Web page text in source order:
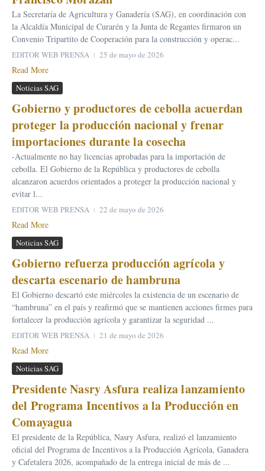
La Secretaría de Agricultura y Ganadería (SAG), en coordinación con
la Alcaldía Municipal de Curarén y la Junta de Regantes firmaron un
Convenio Tripartito de Cooperación para la construcción y operac...
EDITOR WEB PRENSA 25 de mayo de 2026
Read More
Noticias SAG
Gobierno y productores de cebolla acuerdan
proteger la producción nacional y frenar
importaciones durante la cosecha
-Actualmente no hay licencias aprobadas para la importación de
cebolla. El Gobierno de la República y productores de cebolla
alcanzaron acuerdos orientados a proteger la producción nacional y
evitar l...
EDITOR WEB PRENSA 22 de mayo de 2026
Read More
Noticias SAG
Gobierno refuerza producción agrícola y
descarta escenario de hambruna
El Gobierno descartó este miércoles la existencia de un escenario de
“hambruna” en el país y reafirmó que se mantienen acciones firmes para
fortalecer la producción agrícola y garantizar la seguridad ...
EDITOR WEB PRENSA 21 de mayo de 2026
Read More
Noticias SAG
Presidente Nasry Asfura realiza lanzamiento
del Programa Incentivos a la Producción en
Comayagua
El presidente de la República, Nasry Asfura, realizó el lanzamiento
oficial del Programa de Incentivos a la Producción Agrícola, Ganadera
y Cafetalera 2026, acompañado de la entrega inicial de más de ...